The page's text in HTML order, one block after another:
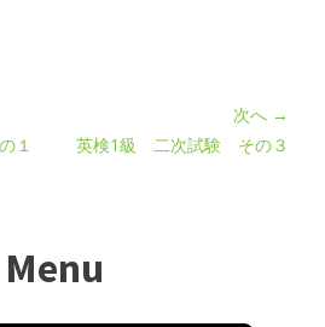
１
次へ →
英検1級 二次試験 その３
Menu